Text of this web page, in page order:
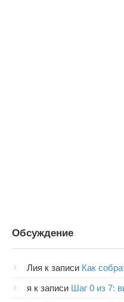
Обсуждение
Лия к записи Как
я к записи Шаг 0 из 7: